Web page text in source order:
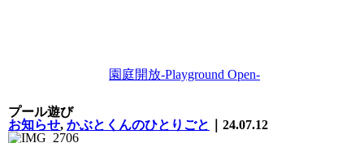
園庭開放-Playground Open-
プール遊び
お知らせ, かぶとくんのひとりごと
｜24.07.12